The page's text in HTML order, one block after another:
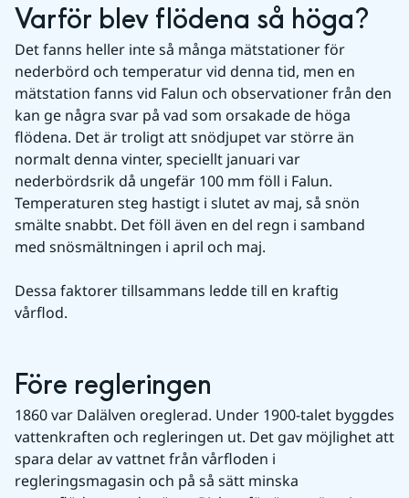
Varför blev flödena så höga?
Det fanns heller inte så många mätstationer för
nederbörd och temperatur vid denna tid, men en
mätstation fanns vid Falun och observationer från den
kan ge några svar på vad som orsakade de höga
flödena. Det är troligt att snödjupet var större än
normalt denna vinter, speciellt januari var
nederbördsrik då ungefär 100 mm föll i Falun.
Temperaturen steg hastigt i slutet av maj, så snön
smälte snabbt. Det föll även en del regn i samband
med snösmältningen i april och maj.
Dessa faktorer tillsammans ledde till en kraftig
vårflod.
Före regleringen
1860 var Dalälven oreglerad. Under 1900-talet byggdes
vattenkraften och regleringen ut. Det gav möjlighet att
spara delar av vattnet från vårfloden i
regleringsmagasin och på så sätt minska